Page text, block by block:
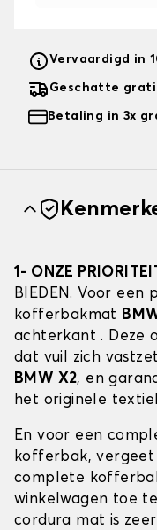
Vervaardigd in
Geschatte
Betaling in 3x
1- ONZE
BIEDEN. Voor een
kofferbakmat
achterkant . Deze
dat vuil zich
BMW X2, en
het originele
En voor een
kofferbak, vergeet
complete
winkelwagen toe
cordura mat is